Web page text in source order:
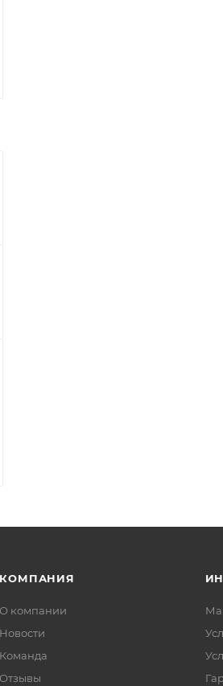
КОМПАНИЯ
О компании
Новости
Команда
Отзывы